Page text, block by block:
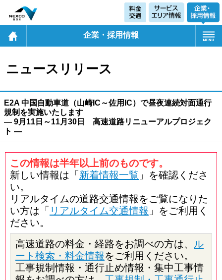
企業・採用情報
ニュースリリース
E2A 中国自動車道（山崎IC～佐用IC）で昼夜連続対面通行
規制を実施いたします
― 9月11日～11月30日 高速道路リニューアルプロジェク
ト ―
この情報は半年以上前のものです。
新しい情報は「 新着情報一覧 」を確認くださ
い。
リアルタイムの道路交通情報をご覧になりた
い方は「 リアルタイム交通情報 」をご利用く
ださい。
高速道路の料金・経路をお調べの方は、 ル
ート検索・料金情報をご利用ください。
工事規制情報・通行止め情報・集中工事情